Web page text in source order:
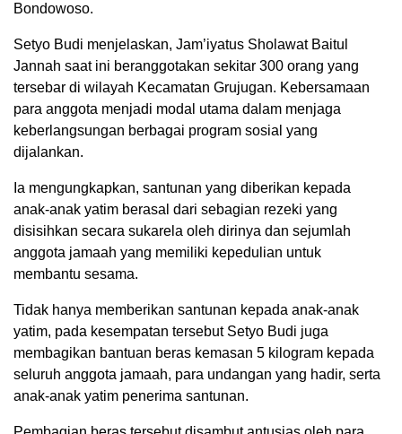
Bondowoso.
Setyo Budi menjelaskan, Jam’iyatus Sholawat Baitul
Jannah saat ini beranggotakan sekitar 300 orang yang
tersebar di wilayah Kecamatan Grujugan. Kebersamaan
para anggota menjadi modal utama dalam menjaga
keberlangsungan berbagai program sosial yang
dijalankan.
Ia mengungkapkan, santunan yang diberikan kepada
anak-anak yatim berasal dari sebagian rezeki yang
disisihkan secara sukarela oleh dirinya dan sejumlah
anggota jamaah yang memiliki kepedulian untuk
membantu sesama.
Tidak hanya memberikan santunan kepada anak-anak
yatim, pada kesempatan tersebut Setyo Budi juga
membagikan bantuan beras kemasan 5 kilogram kepada
seluruh anggota jamaah, para undangan yang hadir, serta
anak-anak yatim penerima santunan.